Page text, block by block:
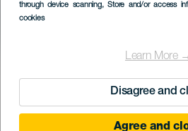
through device scanning, Store and/or access
cookies
Learn More
Disagree and
Agree and